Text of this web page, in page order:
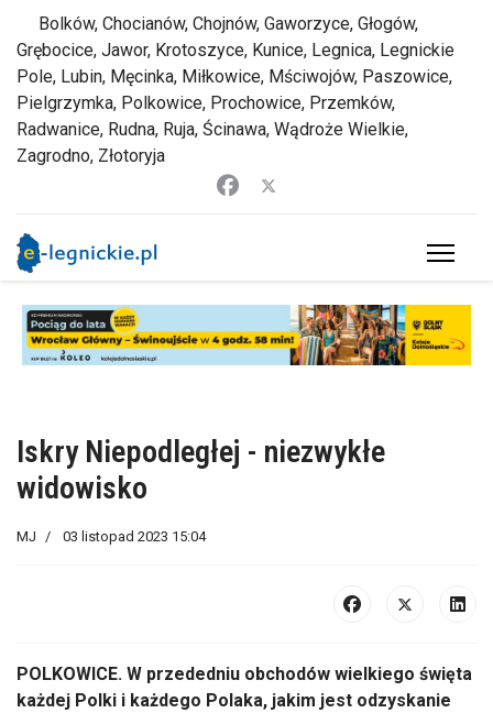
Bolków, Chocianów, Chojnów, Gaworzyce, Głogów,
Grębocice, Jawor, Krotoszyce, Kunice, Legnica, Legnickie
Pole, Lubin, Męcinka, Miłkowice, Mściwojów, Paszowice,
Pielgrzymka, Polkowice, Prochowice, Przemków,
Radwanice, Rudna, Ruja, Ścinawa, Wądroże Wielkie,
Zagrodno, Złotoryja
Iskry Niepodległej - niezwykłe
widowisko
MJ 03 listopad 2023 15:04
POLKOWICE. W przededniu obchodów wielkiego święta
każdej Polki i każdego Polaka, jakim jest odzyskanie